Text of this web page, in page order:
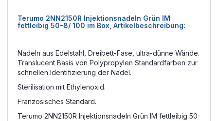
Terumo 2NN2150R Injektionsnadeln Grün IM
fettleibig 50-8/ 100 im Box, Artikelbeschreibung:
Nadeln aus Edelstahl, Dreibett-Fase, ultra-dünne Wände.
Translucent Basis von Polypropylen Standardfarben zur
schnellen Identifizierung der Nadel.
Sterilisation mit Ethylenoxid.
Französisches Standard.
Terumo 2NN2150R Injektionsnadeln Grün IM fettleibig 50-